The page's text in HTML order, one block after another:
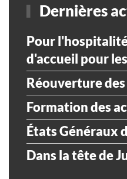
Dernières
Pour
d'accueil pour
Réouverture
Formation des
États Généraux
Dans la tête de